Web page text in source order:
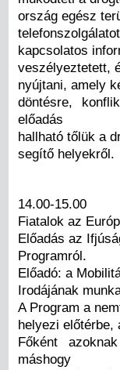
ország egész
kapcsolatos
veszélyeztetett,
nyújtani, amely
döntésre,
előadás
hallható tőlük a
segítő helyekről.
14.00-15.00
Fiatalok az
Előadás az
Programról.
Előadó: a
Irodájának
A Program a
helyezi
Főként
máshogy